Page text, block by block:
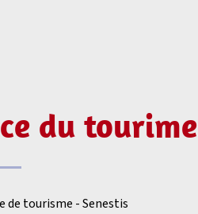
du tourime
de tourisme - Senestis